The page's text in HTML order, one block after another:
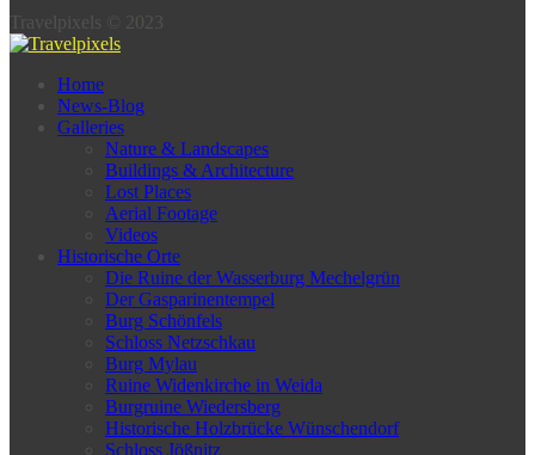
Travelpixels © 2023
Home
News-Blog
Galleries
Nature & Landscapes
Buildings & Architecture
Lost Places
Aerial Footage
Videos
Historische Orte
Die Ruine der Wasserburg Mechelgrün
Der Gasparinentempel
Burg Schönfels
Schloss Netzschkau
Burg Mylau
Ruine Widenkirche in Weida
Burgruine Wiedersberg
Historische Holzbrücke Wünschendorf
Schloss Jößnitz